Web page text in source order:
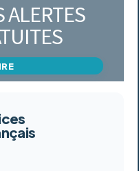
ALERTES